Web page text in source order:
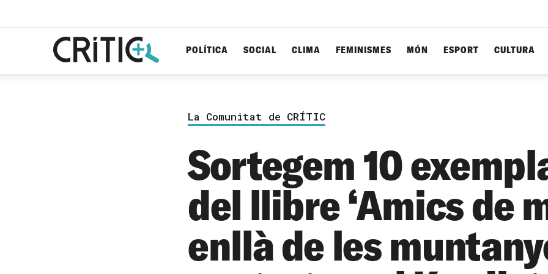
POLÍTICA SOCIAL CLIMA FEMINISMES MÓN ESPORT CULTURA
La Comunitat de CRÍTIC
Sortegem 10
del llibre ‘Amics de
enllà de les